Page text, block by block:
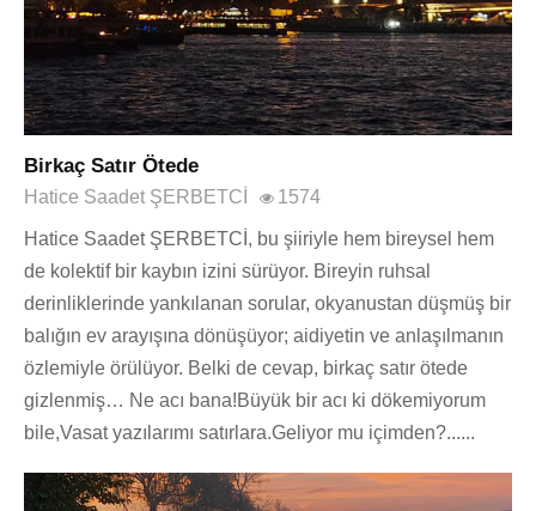
Birkaç Satır Ötede
Hatice Saadet ŞERBETCİ 1574
Hatice Saadet ŞERBETCİ, bu şiiriyle hem bireysel hem
de kolektif bir kaybın izini sürüyor. Bireyin ruhsal
derinliklerinde yankılanan sorular, okyanustan düşmüş bir
balığın ev arayışına dönüşüyor; aidiyetin ve anlaşılmanın
özlemiyle örülüyor. Belki de cevap, birkaç satır ötede
gizlenmiş… Ne acı bana!Büyük bir acı ki dökemiyorum
bile,Vasat yazılarımı satırlara.Geliyor mu içimden?......